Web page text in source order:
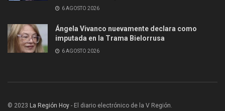
6 AGOSTO 2026
Ángela Vivanco nuevamente declara como
imputada en la Trama Bielorrusa
6 AGOSTO 2026
© 2023 La Región Hoy - El diario electrónico de la V Región.